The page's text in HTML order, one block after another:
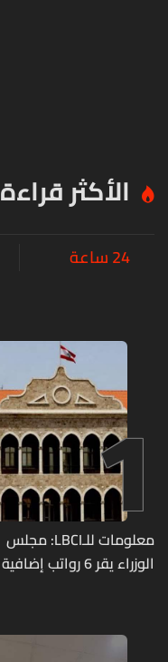
الأكثر قراءة
24 ساعة
1
معلومات للـLBCI: مجلس
الوزراء يقر 6 رواتب إضافية
منذ آذار